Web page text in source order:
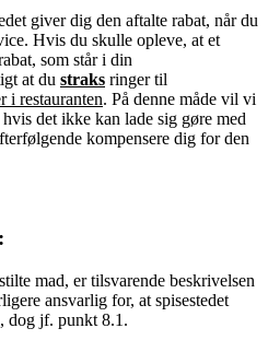
giver dig den aftalte rabat, når du
Hvis du skulle opleve, at et
som står i din
at du straks ringer til
i restauranten. På denne måde vil vi
det ikke kan lade sig gøre med
kompensere dig for den
mad, er tilsvarende beskrivelsen
ansvarlig for, at spisestedet
dog jf. punkt 8.1.